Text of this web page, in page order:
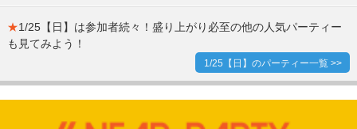
★1/25【日】は参加者続々！盛り上がり必至の他の人気パーティー
も見てみよう！
1/25【日】のパーティー一覧 >>